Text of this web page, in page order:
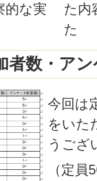
的な実
た内
た
者数・ア
今回は
をいた
うござ
（定